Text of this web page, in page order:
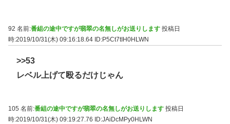
92 名前:番組の途中ですが翡翠の名無しがお送りします 投稿日
時:2019/10/31(木) 09:16:18.64 ID:P5Ct7tIH0HLWN
>>53
レベル上げて殴るだけじゃん
105 名前:番組の途中ですが翡翠の名無しがお送りします 投稿日
時:2019/10/31(木) 09:19:27.76
ID:JAiDcMPy0HLWN